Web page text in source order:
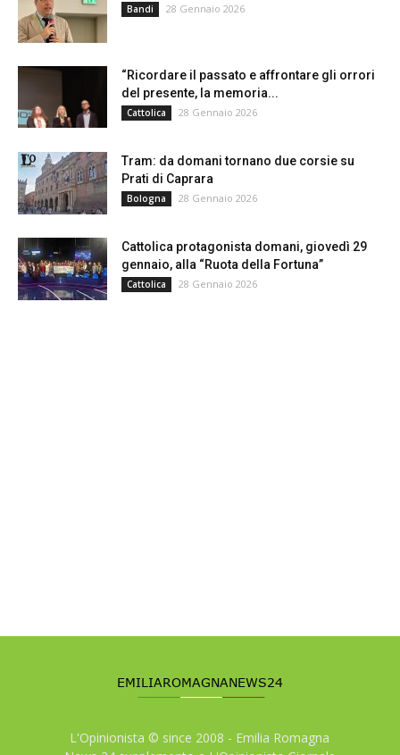
Bandi 28 Gennaio 2026
“Ricordare il passato e affrontare gli orrori
del presente, la memoria...
Cattolica 28 Gennaio 2026
Tram: da domani tornano due corsie su
Prati di Caprara
Bologna 28 Gennaio 2026
Cattolica protagonista domani, giovedì 29
gennaio, alla “Ruota della Fortuna”
Cattolica 28 Gennaio 2026
L'Opinionista © since 2008 - Emilia Romagna